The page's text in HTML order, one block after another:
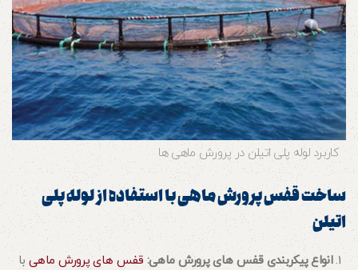
کاربرد لوله پلی اتیلن در پرورش ماهی ها
ساخت قفس پرورش ماهی با استفاده از لوله پلی
اتیلن
انواع پیکربندی قفس های پرورش ماهی:قفس های پرورش ماهیبا